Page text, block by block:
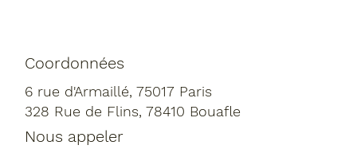
Coordonnées
6 rue d'Armaillé, 75017 Paris
328 Rue de Flins, 78410 Bouafle
Nous appeler